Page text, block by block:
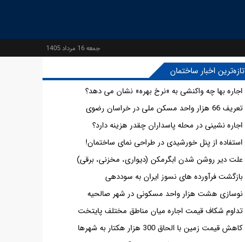
جمعه 16 مرداد 1405
تازه‌ترین اخبار ساختمان
اجاره بها چه واکنشی به «نرخ بهره» نشان می دهد؟
تعریف 66 هزار واحد مسکن ملی در خراسان رضوی
اجاره نشینی در محله پاسداران چقدر هزینه دارد؟
استفاده از پنل خورشیدی در طراحی نمای ساختمان!
علت دیر روشن شدن ابگرمکن (دیواری، مخزنی، برقی)
بازگشت فرآورده های نسوز ایران به سوددهی
نوسازی هشت هزار واحد مسکونی در شهر صالحیه
تداوم شکاف قیمت اجاره میان مناطق مختلف پایتخت
کاهش قیمت زمین با الحاق 300 هزار هکتار به شهرها